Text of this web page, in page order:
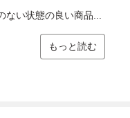
ない状態の良い商品...
もっと読む